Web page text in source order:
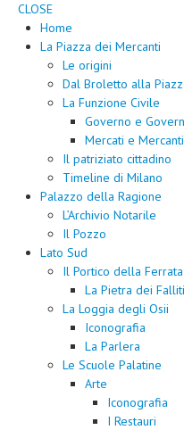
CLOSE
Home
La Piazza dei Mercanti
Le origini
Dal Broletto alla
La Funzione Civile
Governo e
Mercati e Mercanti
Il patriziato cittadino
Timeline di Milano
Palazzo della Ragione
L’Archivio Notarile
Il Pozzo
Lato Sud
Il Portico della Ferrata
La Pietra dei Falliti
La Loggia degli Osii
Iconografia
La Parlera
Le Scuole Palatine
Arte
Iconografia
I Restauri